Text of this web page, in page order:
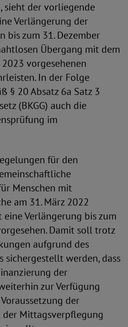
sieht der vorliegende
Verlängerung der
bis zum 31. Dezember
Übergang mit dem
vorgesehenen
In der Folge
§ 20 Absatz 6a Satz 3
(BKGG) auch die
im
für den
Menschen mit
am 31. März 2022
Verlängerung bis zum
Damit soll trotz
aufgrund des
sichergestellt werden, dass
der
zur Verfügung
der
Mittagsverpflegung